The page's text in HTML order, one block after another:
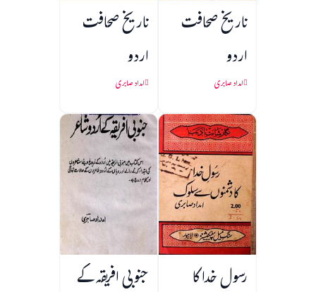
تاریخ صحافت
اردو
امداد صابری
تاریخ صحافت
اردو
امداد صابری
رسول خدا کا جنوبی افریقہ کے